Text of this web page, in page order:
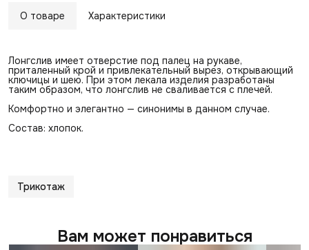
О товаре Характеристики
Лонгслив имеет отверстие под палец на рукаве,
приталенный крой и привлекательный вырез, открывающий
ключицы и шею. При этом лекала изделия разработаны
таким образом, что лонгслив не сваливается с плечей.
Комфортно и элегантно — синонимы в данном случае.
Состав: хлопок.
Трикотаж
Вам может понравиться